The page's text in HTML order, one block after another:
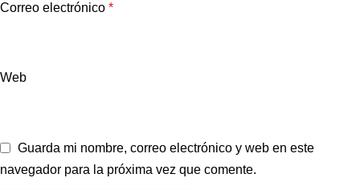
Correo electrónico *
Web
Guarda mi nombre, correo electrónico y web en este
navegador para la próxima vez que comente.